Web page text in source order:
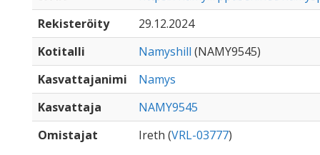
Rekisteröity
29.12.2024
Kotitalli
Namyshill (NAMY9545)
Kasvattajanimi
Namys
Kasvattaja
NAMY9545
Omistajat
Ireth (VRL-03777)